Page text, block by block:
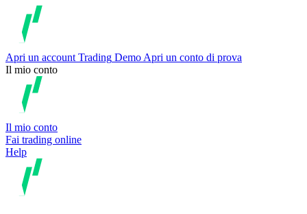
Apri un account Trading Demo Apri un conto di prova
Il mio conto
Il mio conto
Fai trading online
Help